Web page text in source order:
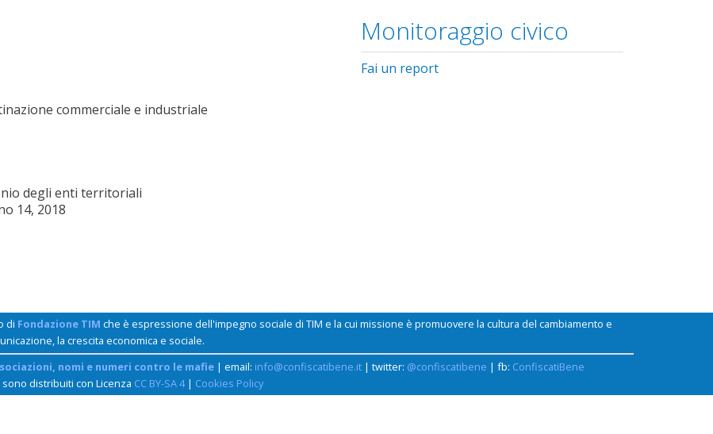
commerciale e industriale
degli enti territoriali
14, 2018
Monitoraggio civico
Fai un report
di Fondazione TIM che è espressione dell'impegno sociale di TIM e la cui missione è promuovere la cultura del cambiamento e
la crescita economica e sociale.
nomi e numeri contro le mafie | email: info@confiscatibene.it | twitter: @confiscatibene | fb: ConfiscatiBene
distribuiti con Licenza CC BY-SA 4| Cookies Policy